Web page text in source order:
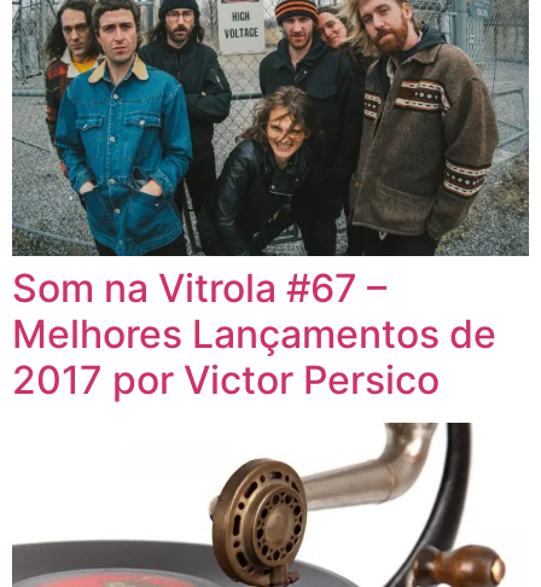
Som na Vitrola #67 –
Melhores Lançamentos de
2017 por Victor Persico